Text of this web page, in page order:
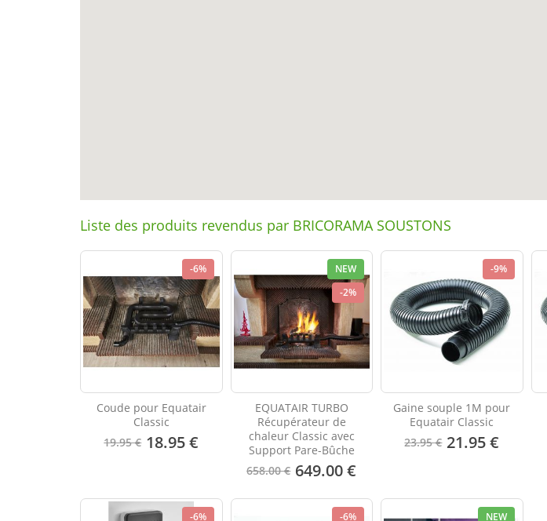
Liste des produits revendus par BRICORAMA SOUSTONS
-6%
Coude pour Equatair
Classic
19.95 € 18.95 €
NEW
-2%
EQUATAIR TURBO
Récupérateur de
chaleur Classic avec
Support Pare-Bûche
658.00 € 649.00 €
-9%
Gaine souple 1M pour
Equatair Classic
23.95 € 21.95 €
-6% -6%
NEW